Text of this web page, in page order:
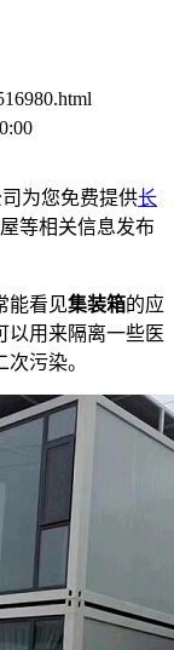
为您免费提供长
等相关信息发布
能看见集装箱的应
以用来隔离一些医
次污染。